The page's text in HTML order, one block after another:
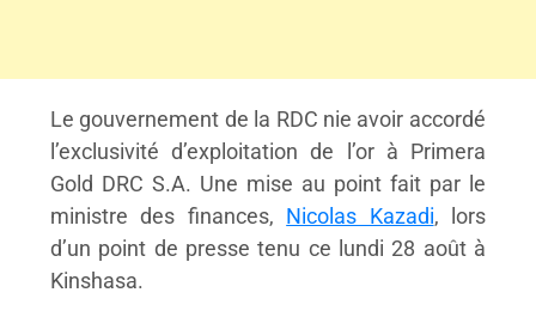
Le gouvernement de la RDC nie avoir accordé
l’exclusivité d’exploitation de l’or à Primera
Gold DRC S.A. Une mise au point fait par le
ministre des finances, Nicolas Kazadi, lors
d’un point de presse tenu ce lundi 28 août à
Kinshasa.